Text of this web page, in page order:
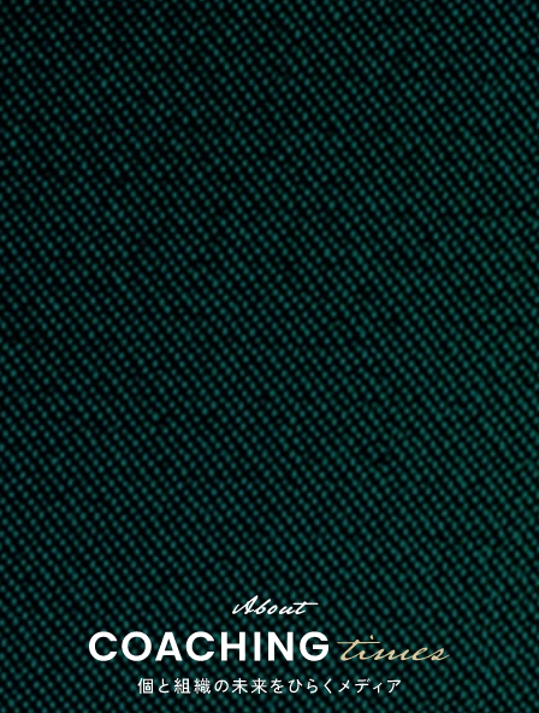
About